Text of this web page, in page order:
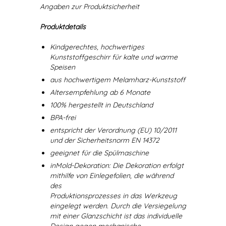
Angaben zur Produktsicherheit
Produktdetails
Kindgerechtes, hochwertiges
Kunststoffgeschirr für kalte und warme
Speisen
aus hochwertigem Melamharz-Kunststoff
Altersempfehlung ab 6 Monate
100% hergestellt in Deutschland
BPA-frei
entspricht der Verordnung (EU) 10/2011
und der Sicherheitsnorm EN 14372
geeignet für die Spülmaschine
inMold-Dekoration: Die Dekoration erfolgt
mithilfe von Einlegefolien, die während
des
Produktionsprozesses in das Werkzeug
eingelegt werden. Durch die Versiegelung
mit einer Glanzschicht ist das individuelle